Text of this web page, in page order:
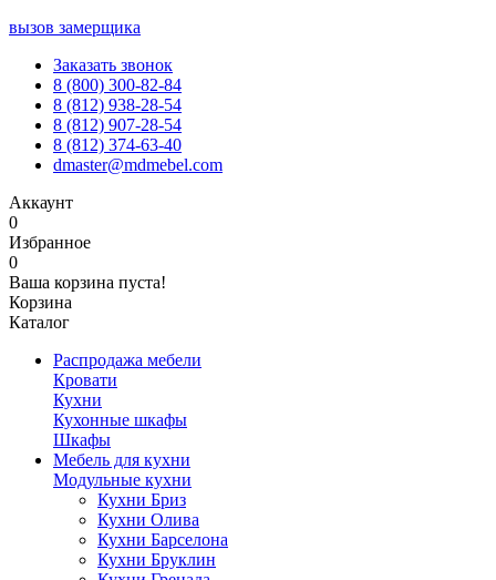
вызов замерщика
Заказать звонок
8 (800) 300-82-84
8 (812) 938-28-54
8 (812) 907-28-54
8 (812) 374-63-40
dmaster@mdmebel.com
Аккаунт
0
Избранное
0
Ваша корзина пуста!
Корзина
Каталог
Распродажа мебели
Кровати
Кухни
Кухонные шкафы
Шкафы
Мебель для кухни
Модульные кухни
Кухни Бриз
Кухни Олива
Кухни Барселона
Кухни Бруклин